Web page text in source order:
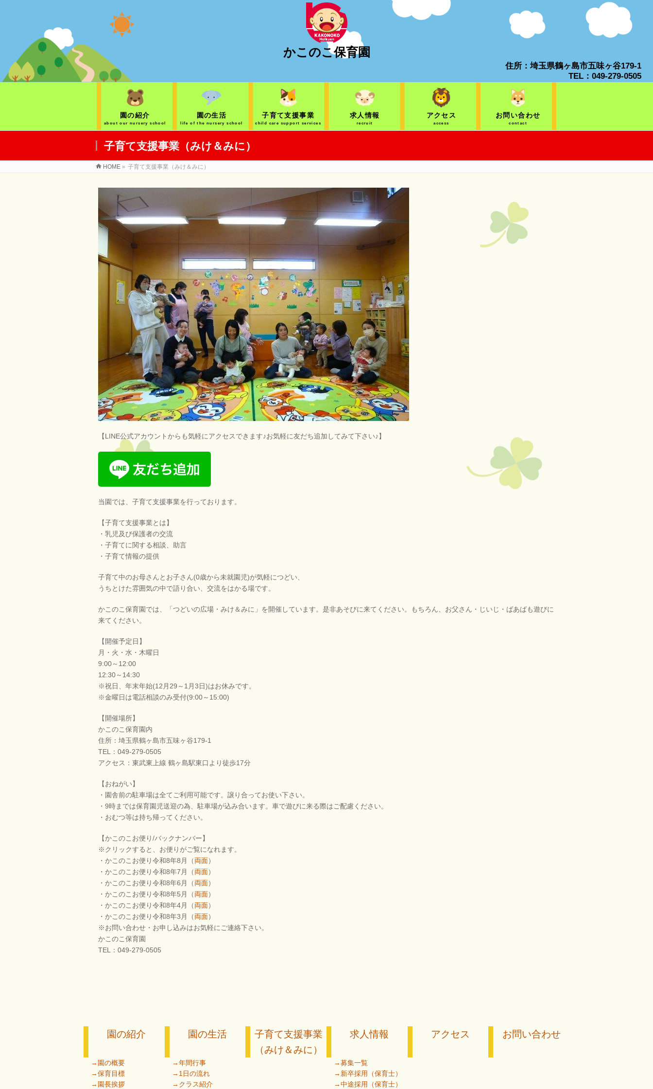
かこのこ保育園
住所：埼玉県鶴ヶ島市五味ヶ谷179-1
TEL：049-279-0505
園の紹介
about our nursery school
園の生活
life of the nursery school
子育て支援事業
child care support services
求人情報
recruit
アクセス
access
お問い合わせ
contact
子育て支援事業（みけ＆みに）
HOME » 子育て支援事業（みけ＆みに）
【LINE公式アカウントからも気軽にアクセスできます♪お気軽に友だち追加してみて下さい♪】
当園では、子育て支援事業を行っております。
【子育て支援事業とは】
・乳児及び保護者の交流
・子育てに関する相談、助言
・子育て情報の提供
子育て中のお母さんとお子さん(0歳から未就園児)が気軽につどい、
うちとけた雰囲気の中で語り合い、交流をはかる場です。
かこのこ保育園では、「つどいの広場・みけ＆みに」を開催しています。是非あそびに来てください。もちろん、お父さん・じいじ・ばあばも遊びに
来てください。
【開催予定日】
月・火・水・木曜日
9:00～12:00
12:30～14:30
※祝日、年末年始(12月29～1月3日)はお休みです。
※金曜日は電話相談のみ受付(9:00～15:00)
【開催場所】
かこのこ保育園内
住所：埼玉県鶴ヶ島市五味ヶ谷179-1
TEL：049-279-0505
アクセス：東武東上線 鶴ヶ島駅東口より徒歩17分
【おねがい】
・園舎前の駐車場は全てご利用可能です。譲り合ってお使い下さい。
・9時までは保育園児送迎の為、駐車場が込み合います。車で遊びに来る際はご配慮ください。
・おむつ等は持ち帰ってください。
【かこのこお便り/バックナンバー】
※クリックすると、お便りがご覧になれます。
・かこのこお便り令和8年8月（両面）
・かこのこお便り令和8年7月（両面）
・かこのこお便り令和8年6月（両面）
・かこのこお便り令和8年5月（両面）
・かこのこお便り令和8年4月（両面）
・かこのこお便り令和8年3月（両面）
※お問い合わせ・お申し込みはお気軽にご連絡下さい。
かこのこ保育園
TEL：049-279-0505
園の紹介
→園の概要
→保育目標
→園長挨拶
園の生活
→年間行事
→1日の流れ
→クラス紹介
子育て支援事業
（みけ＆みに）
求人情報
→募集一覧
→新卒採用（保育士）
→中途採用（保育士）
アクセス お問い合わせ